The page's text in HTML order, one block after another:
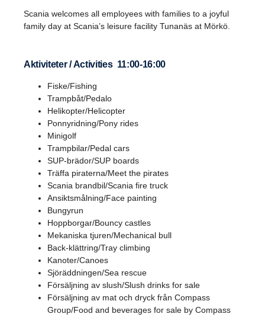
Scania welcomes all employees with families to a joyful
family day at Scania’s leisure facility Tunanäs at Mörkö.
Aktiviteter / Activities 11:00-16:00
Fiske/Fishing
Trampbåt/Pedalo
Helikopter/Helicopter
Ponnyridning/Pony rides
Minigolf
Trampbilar/Pedal cars
SUP-brädor/SUP boards
Träffa piraterna/Meet the pirates
Scania brandbil/Scania fire truck
Ansiktsmålning/Face painting
Bungyrun
Hoppborgar/Bouncy castles
Mekaniska tjuren/Mechanical bull
Back-klättring/Tray climbing
Kanoter/Canoes
Sjöräddningen/Sea rescue
Försäljning av slush/Slush drinks for sale
Försäljning av mat och dryck från Compass
Group/Food and beverages for sale by Compass